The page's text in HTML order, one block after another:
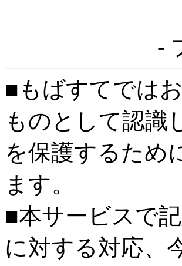
-
■もばすてでは
ものとして認識
を保護するため
ます。
■本サービスで
に対する対応、